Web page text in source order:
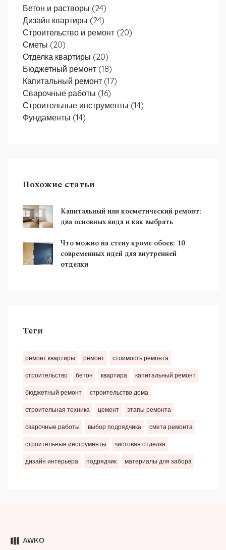
Бетон и растворы (24)
Дизайн квартиры (24)
Строительство и ремонт (20)
Сметы (20)
Отделка квартиры (20)
Бюджетный ремонт (18)
Капитальный ремонт (17)
Сварочные работы (16)
Строительные инструменты (14)
Фундаменты (14)
Похожие статьи
Капитальный или косметический ремонт:
два основных вида и как выбрать
Что можно на стену кроме обоев: 10
современных идей для внутренней
отделки
Теги
ремонт квартиры ремонт стоимость ремонта
строительство бетон квартира капитальный ремонт
бюджетный ремонт строительство дома
строительная техника цемент этапы ремонта
сварочные работы выбор подрядчика смета ремонта
строительные инструменты чистовая отделка
дизайн интерьера подрядчик материалы для забора